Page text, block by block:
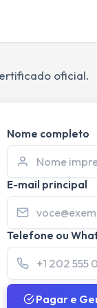
oficial.
Nome completo
E-mail principal
Telefone ou
Pagar e